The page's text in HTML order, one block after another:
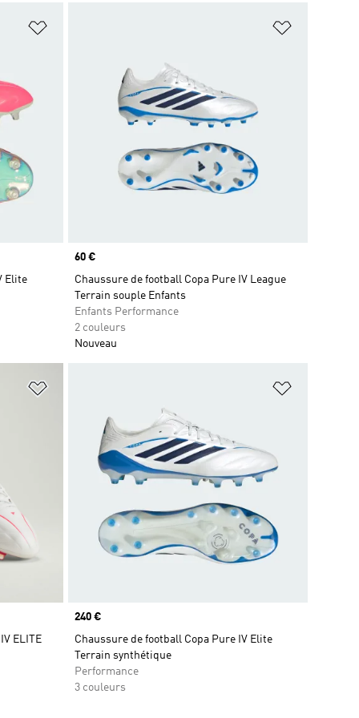
Elite
Prix
60 €
Chaussure de football Copa Pure IV League
Terrain souple Enfants
Enfants Performance
2 couleurs
Nouveau
ELITE
Prix
240 €
Chaussure de football Copa Pure IV Elite
Terrain synthétique
Performance
3 couleurs